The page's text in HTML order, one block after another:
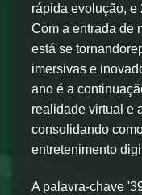
rápida evolução, e
Com a entrada de
está se
imersivas e
ano é a
realidade virtual e
consolidando
entretenimento
A palavra-chave